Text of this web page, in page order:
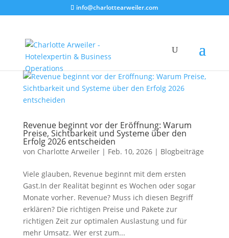
info@charlottearweiler.com
Revenue beginnt vor der Eröffnung: Warum
Preise, Sichtbarkeit und Systeme über den
Erfolg 2026 entscheiden
von Charlotte Arweiler| Feb. 10, 2026| Blogbeiträge
Viele glauben, Revenue beginnt mit dem ersten
Gast.In der Realität beginnt es Wochen oder sogar
Monate vorher. Revenue? Muss ich diesen Begriff
erklären? Die richtigen Preise und Pakete zur
richtigen Zeit zur optimalen Auslastung und für
mehr Umsatz. Wer erst zum...